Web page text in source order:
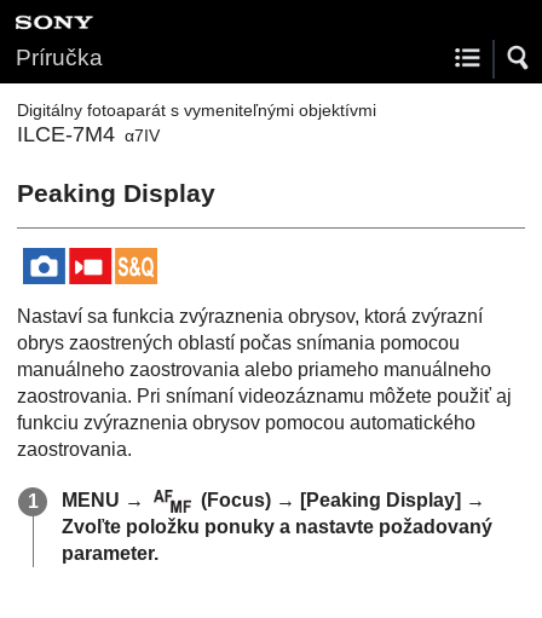
Príručka
Digitálny fotoaparát s vymeniteľnými objektívmi
ILCE-7M4 α7IV
Peaking Display
Nastaví sa funkcia zvýraznenia obrysov, ktorá zvýrazní
obrys zaostrených oblastí počas snímania pomocou
manuálneho zaostrovania alebo priameho manuálneho
zaostrovania. Pri snímaní videozáznamu môžete použiť aj
funkciu zvýraznenia obrysov pomocou automatického
zaostrovania.
MENU → (Focus) → [Peaking Display] →
Zvoľte položku ponuky a nastavte požadovaný
parameter.